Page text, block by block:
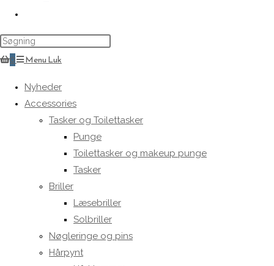
website
search
0 MenuLuk
Nyheder
Accessories
Tasker og Toilettasker
Punge
Toilettasker og makeup punge
Tasker
Briller
Læsebriller
Solbriller
Nøgleringe og pins
Hårpynt